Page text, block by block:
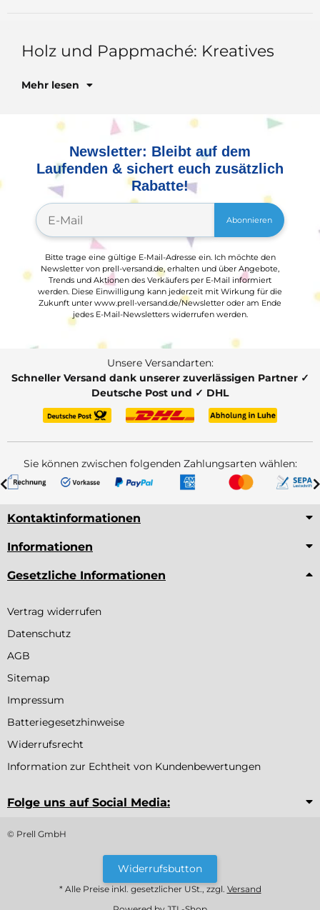
Mehr lesen
Newsletter: Bleibt auf dem
Laufenden & sichert euch zusätzlich
Rabatte!
Abonnieren
Bitte trage eine gültige E-Mail-Adresse ein. Ich möchte den
Newsletter von prell-versand.de, erhalten und über Angebote,
Trends und Aktionen des Verkäufers per E-Mail informiert
werden. Diese Einwilligung kann jederzeit mit Wirkung für die
Zukunft unter www.prell-versand.de/Newsletter oder am Ende
jedes E-Mail-Newsletters widerrufen werden.
Unsere Versandarten:
Schneller Versand dank unserer zuverlässigen Partner ✓
Deutsche Post und ✓ DHL
Sie können zwischen folgenden Zahlungsarten wählen:
Kontaktinformationen
Informationen
Gesetzliche Informationen
Vertrag widerrufen
Datenschutz
AGB
Sitemap
Impressum
Batteriegesetzhinweise
Widerrufsrecht
Information zur Echtheit von Kundenbewertungen
Folge uns auf Social Media:
© Prell GmbH
Widerrufsbutton
* Alle Preise inkl. gesetzlicher USt., zzgl. Versand